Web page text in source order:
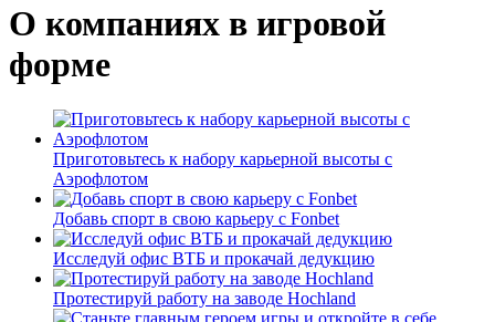
О компаниях в игровой
форме
Приготовьтесь к набору карьерной высоты с
Аэрофлотом
Добавь спорт в свою карьеру с Fonbet
Исследуй офис ВТБ и прокачай дедукцию
Протестируй работу на заводе Hochland